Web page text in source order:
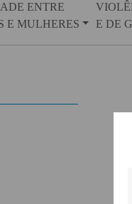
ENTRE
E MULHERES
E DE